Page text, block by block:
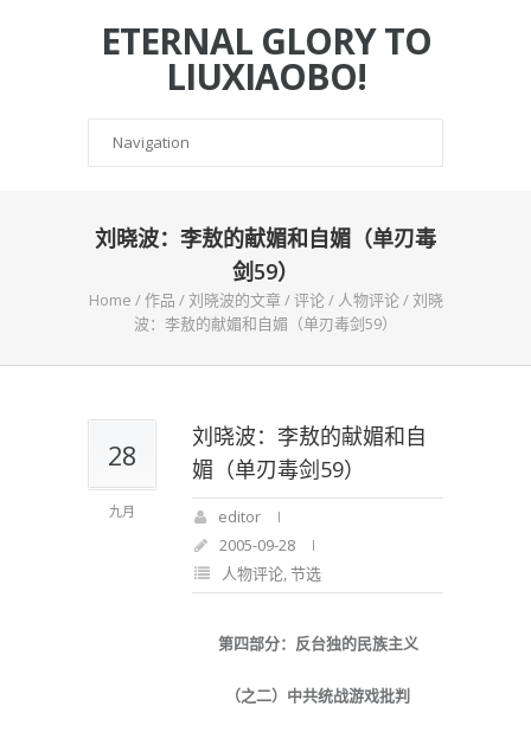
ETERNAL GLORY TO
LIUXIAOBO!
刘晓波：李敖的献媚和自媚（单刃毒
剑59）
Home /作品 /刘晓波的文章/评论/ 人物评论/刘晓
波：李敖的献媚和自媚（单刃毒剑59）
28
九月
刘晓波：李敖的献媚和自
媚（单刃毒剑59）
editor
2005-09-28
人物评论,节选
第四部分：反台独的民族主义
（之二）中共统战游戏批判